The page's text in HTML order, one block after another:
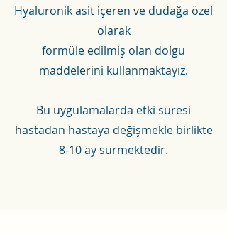
Hyaluronik asit içeren ve dudağa özel
olarak
formüle edilmiş olan dolgu
maddelerini kullanmaktayız.
Bu uygulamalarda etki süresi
hastadan hastaya değişmekle birlikte
8-10 ay sürmektedir.